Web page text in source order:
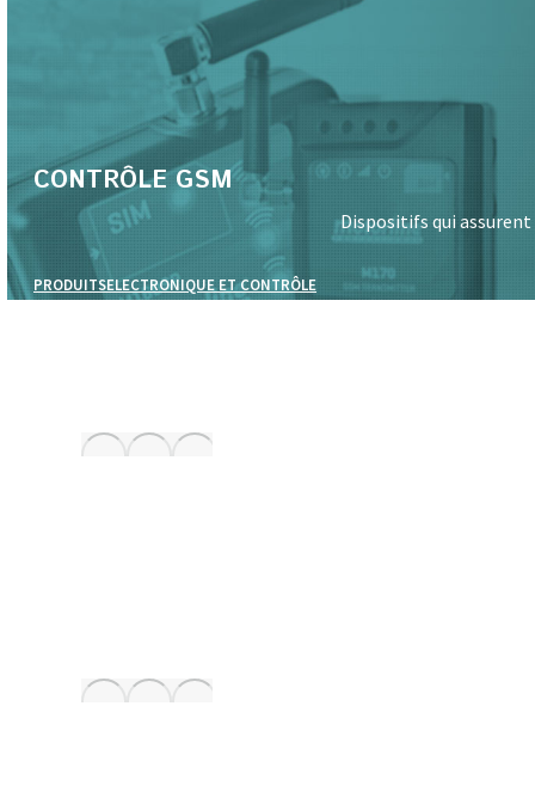
CONTRÔLE GSM
Dispositifs qui
PRODUITSELECTRONIQUE ET CONTRÔLE